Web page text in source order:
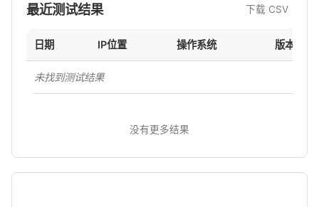
最近测试结果 下载 CSV
日期 IP位置 操作系统 版本
未找到测试结果
没有更多结果